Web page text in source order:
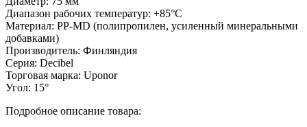
Диапазон рабочих температур: +85°C
Материал: PP-MD (полипропилен, усиленный минеральными
добавками)
Производитель: Финляндия
Серия: Decibel
Торговая марка: Uponor
Угол: 15°
Подробное описание товара: